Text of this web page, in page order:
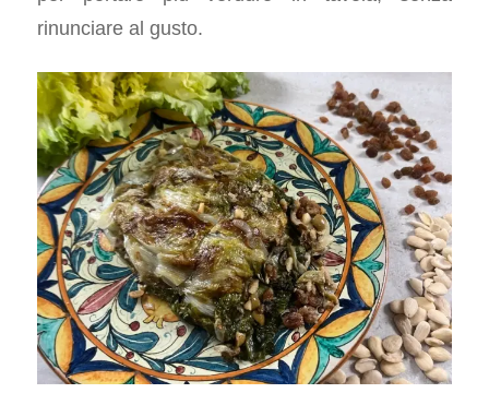
rinunciare al gusto.